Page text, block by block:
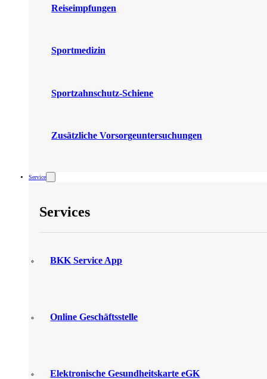
Reiseimpfungen
Sportmedizin
Sportzahnschutz-Schiene
Zusätzliche Vorsorgeuntersuchungen
Service
Services
BKK Service App
Online Geschäftsstelle
Elektronische Gesundheitskarte eGK